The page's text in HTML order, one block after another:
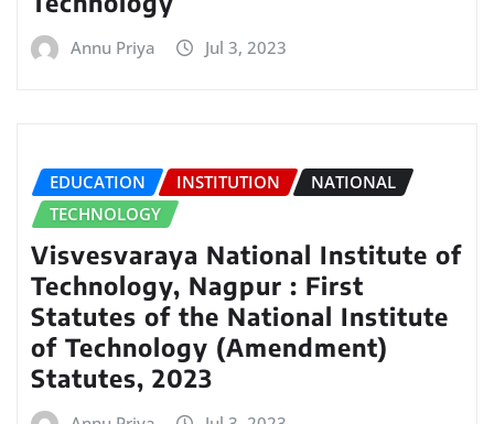
Annu Priya Jul 3, 2023
EDUCATION INSTITUTION
NATIONAL
TECHNOLOGY
Visvesvaraya National Institute of
Technology, Nagpur : First
Statutes of the National Institute
of Technology (Amendment)
Statutes, 2023